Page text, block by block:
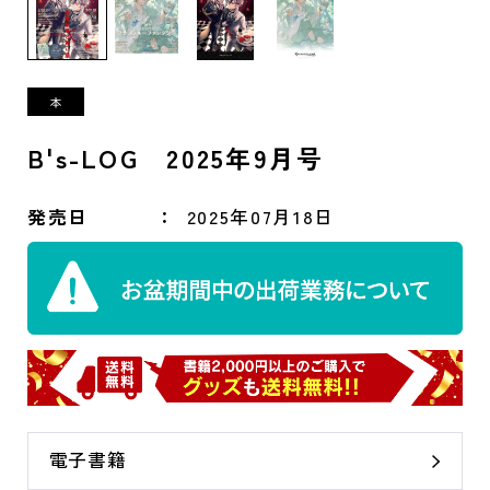
B's-LOG 2025年9月号
発売日 2025年07月18日
電子書籍